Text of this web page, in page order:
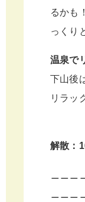
るかも
っくり
温泉で
下山後
リラッ
解散：